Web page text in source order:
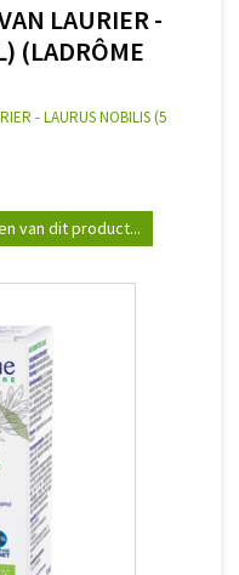
LAURIER -
(LADRÔME
- LAURUS NOBILIS (5
van dit product...